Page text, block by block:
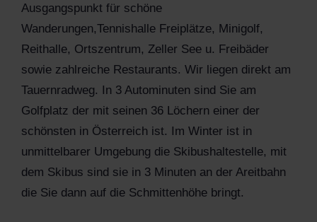
Ausgangspunkt für schöne
Wanderungen,Tennishalle Freiplätze, Minigolf,
Reithalle, Ortszentrum, Zeller See u. Freibäder
sowie zahlreiche Restaurants. Wir liegen direkt am
Tauernradweg. In 3 Autominuten sind Sie am
Golfplatz der mit seinen 36 Löchern einer der
schönsten in Österreich ist. Im Winter ist in
unmittelbarer Umgebung die Skibushaltestelle, mit
dem Skibus sind sie in 3 Minuten an der Areitbahn
die Sie dann auf die Schmittenhöhe bringt.